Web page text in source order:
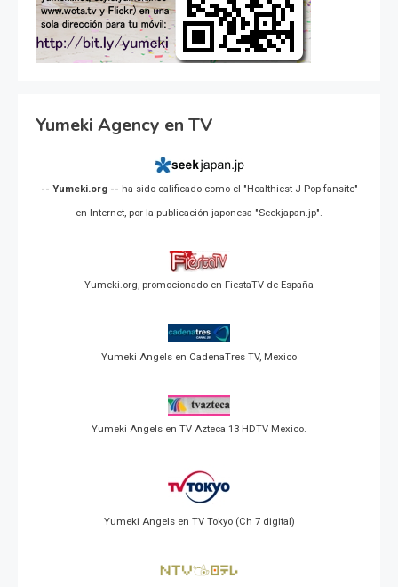
Yumeki Agency en TV
-- Yumeki.org -- ha sido calificado como el "Healthiest J-Pop fansite"
en Internet, por la publicación japonesa "Seekjapan.jp".
Yumeki.org, promocionado en FiestaTV de España
Yumeki Angels en CadenaTres TV, Mexico
Yumeki Angels en TV Azteca 13 HDTV Mexico.
Yumeki Angels en TV Tokyo (Ch 7 digital)